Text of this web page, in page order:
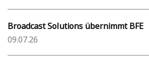
Broadcast Solutions übernimmt BFE
09.07.26